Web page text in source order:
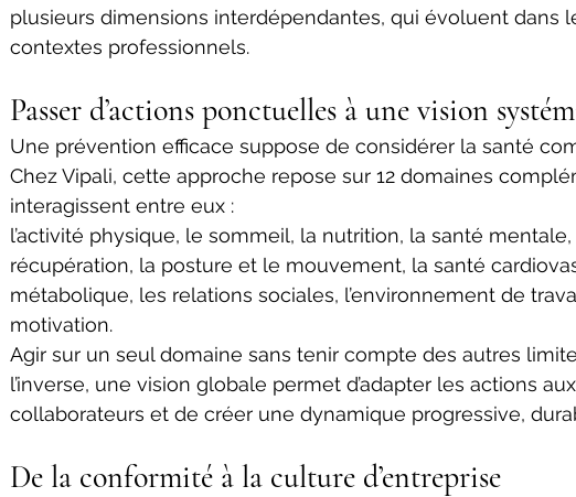
plusieurs dimensions interdépendantes, qui évoluent dans
contextes professionnels.
Passer d’actions ponctuelles à une vision
Une prévention efficace suppose de considérer la santé
Chez Vipali, cette approche repose sur 12 domaines
interagissent entre eux :
l’activité physique, le sommeil, la nutrition, la santé
récupération, la posture et le mouvement, la santé
métabolique, les relations sociales, l’environnement de
motivation.
Agir sur un seul domaine sans tenir compte des autres
l’inverse, une vision globale permet d’adapter les actions
collaborateurs et de créer une dynamique progressive,
De la conformité à la culture d’entreprise